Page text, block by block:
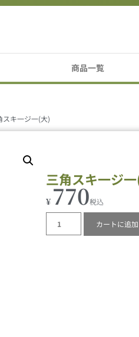
商品一覧
キ一ジ一(大)
三角スキ一ジ
¥770
カートに追加